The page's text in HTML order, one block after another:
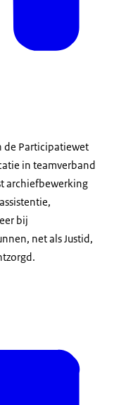
de Participatiewet
in teamverband
archiefbewerking
bij
net als Justid,